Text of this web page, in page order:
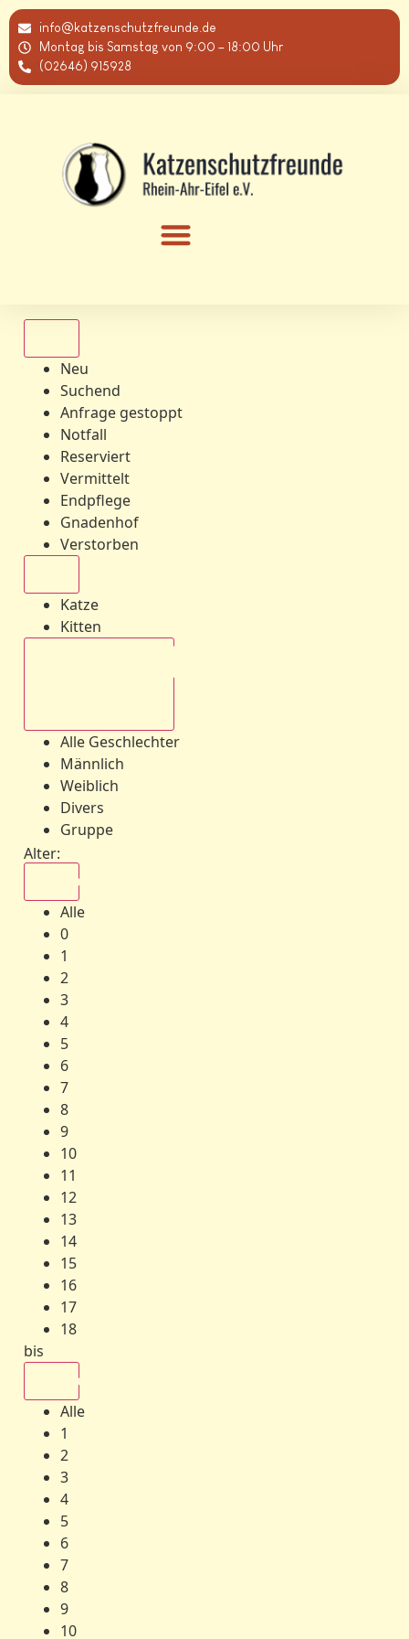
info@katzenschutzfreunde.de
Montag bis Samstag von 9:00 – 18:00 Uhr
(02646) 915928
Neu
Suchend
Anfrage gestoppt
Notfall
Reserviert
Vermittelt
Endpflege
Gnadenhof
Verstorben
Katze
Kitten
Alle Geschlechter
Männlich
Weiblich
Divers
Gruppe
Alter:
Alle
0
1
2
3
4
5
6
7
8
9
10
11
12
13
14
15
16
17
18
bis
Alle
1
2
3
4
5
6
7
8
9
10